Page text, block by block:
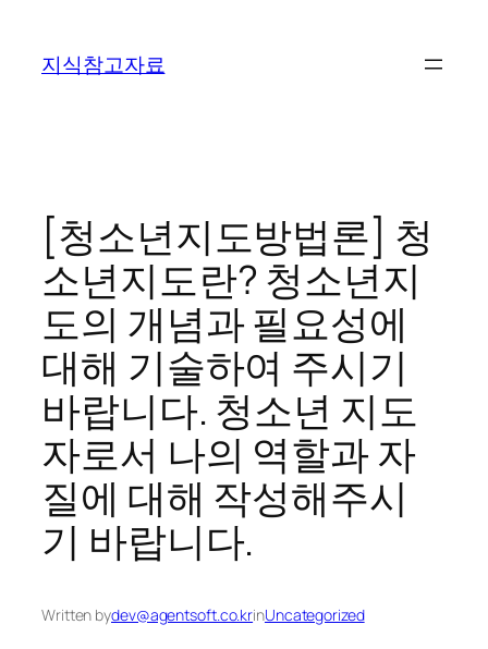
지식참고자료
[청소년지도방법론] 청
소년지도란? 청소년지
도의 개념과 필요성에
대해 기술하여 주시기
바랍니다. 청소년 지도
자로서 나의 역할과 자
질에 대해 작성해주시
기 바랍니다.
Written bydev@agentsoft.co.krinUncategorized